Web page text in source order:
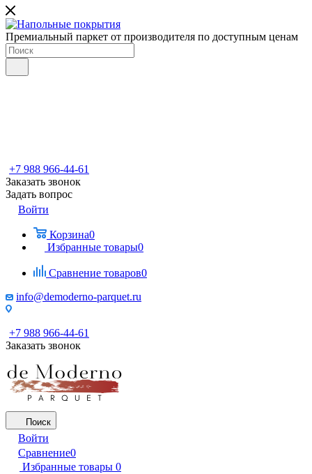
Премиальный паркет от производителя по доступным ценам
+7 988 966-44-61
Заказать звонок
Задать вопрос
Войти
Корзина0
Избранные товары0
Сравнение товаров0
info@demoderno-parquet.ru
+7 988 966-44-61
Заказать звонок
Поиск
Войти
Сравнение0
Избранные товары 0